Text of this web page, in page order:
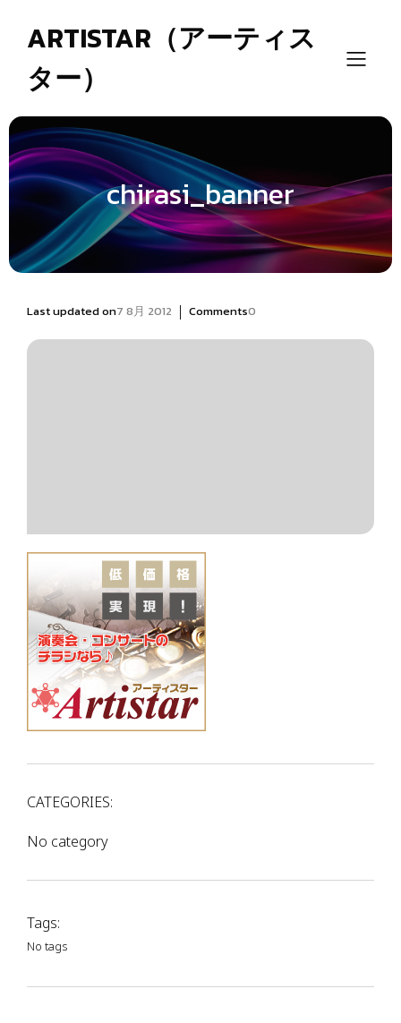
ARTISTAR（アーティス
ター）
chirasi_banner
Last updated on7 8月 2012 | Comments0
CATEGORIES:
No category
Tags:
No tags